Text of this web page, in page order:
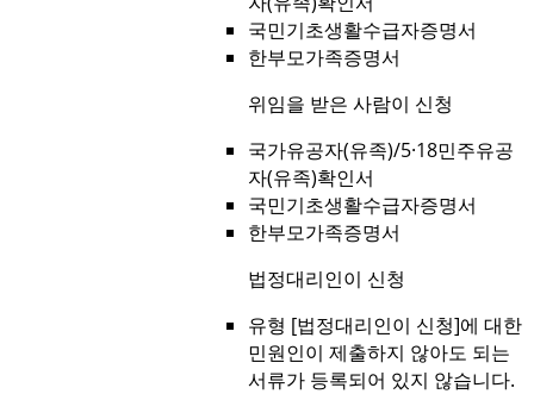
국민기초생활수급자증명서
한부모가족증명서
위임을 받은 사람이 신청
국가유공자(유족)/5·18민주유공
자(유족)확인서
국민기초생활수급자증명서
한부모가족증명서
법정대리인이 신청
유형 [법정대리인이 신청]에 대한
민원인이 제출하지 않아도 되는
서류가 등록되어 있지 않습니다.